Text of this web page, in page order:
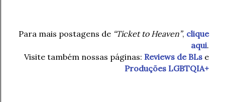
Para mais postagens de “Ticket to Heaven”, clique
aqui.
Visite também nossas páginas: Reviews de BLs e
Produções LGBTQIA+